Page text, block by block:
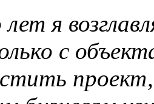
лет я
с